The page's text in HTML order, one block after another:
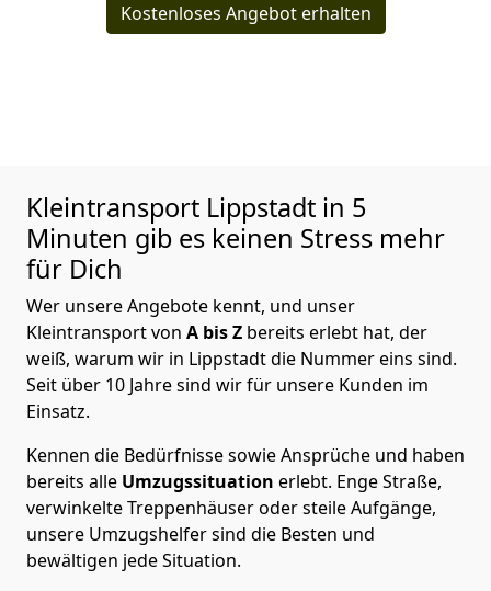
Kostenloses Angebot erhalten
Kleintransport Lippstadt in 5
Minuten gib es keinen Stress mehr
für Dich
Wer unsere Angebote kennt, und unser
Kleintransport von A bis Z bereits erlebt hat, der
weiß, warum wir in Lippstadt die Nummer eins sind.
Seit über 10 Jahre sind wir für unsere Kunden im
Einsatz.
Kennen die Bedürfnisse sowie Ansprüche und haben
bereits alle Umzugssituation erlebt. Enge Straße,
verwinkelte Treppenhäuser oder steile Aufgänge,
unsere Umzugshelfer sind die Besten und
bewältigen jede Situation.